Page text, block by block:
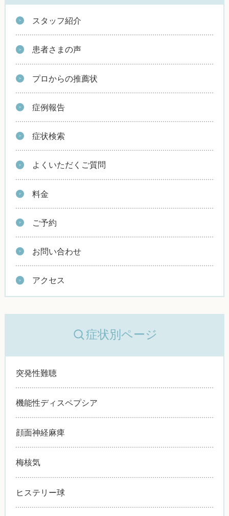
スタッフ紹介
患者さまの声
プロからの推薦状
症例報告
症状検索
よくいただくご質問
料金
ご予約
お問い合わせ
アクセス
症状別ページ
突発性難聴
機能性ディスペプシア
顔面神経麻痺
梅核気
ヒステリー球